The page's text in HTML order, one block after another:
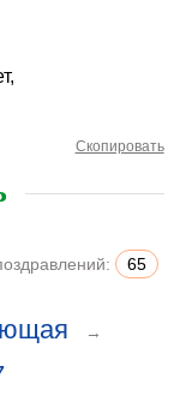
Скопировать
65
→